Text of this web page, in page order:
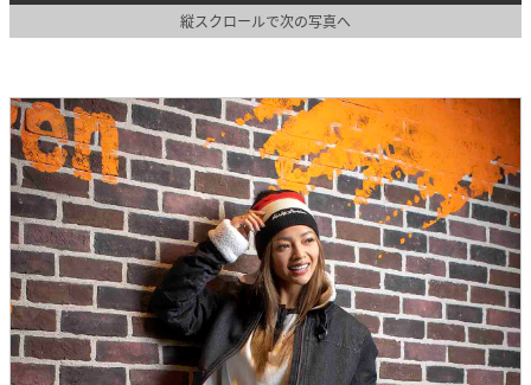
縦スクロールで次の写真へ